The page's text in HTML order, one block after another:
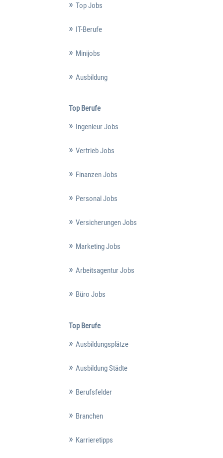
Top Jobs
IT-Berufe
Minijobs
Ausbildung
Top Berufe
Ingenieur Jobs
Vertrieb Jobs
Finanzen Jobs
Personal Jobs
Versicherungen Jobs
Marketing Jobs
Arbeitsagentur Jobs
Büro Jobs
Top Berufe
Ausbildungsplätze
Ausbildung Städte
Berufsfelder
Branchen
Karrieretipps